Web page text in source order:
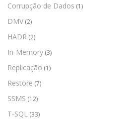
Corrupção de Dados (1)
DMV (2)
HADR (2)
In-Memory (3)
Replicação (1)
Restore (7)
SSMS (12)
T-SQL (33)